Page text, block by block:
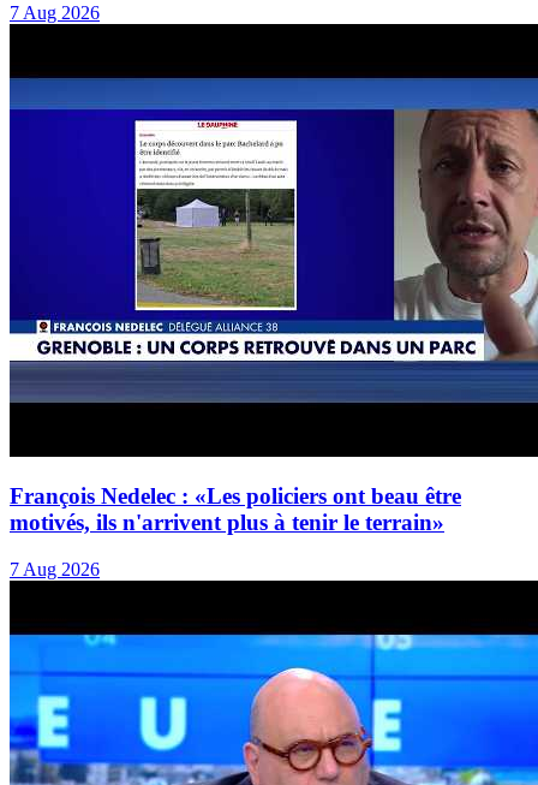
7 Aug 2026
François Nedelec : «Les policiers ont beau être
motivés, ils n'arrivent plus à tenir le terrain»
7 Aug 2026